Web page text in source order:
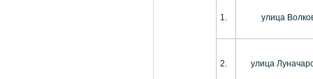
1. улица
2. улица